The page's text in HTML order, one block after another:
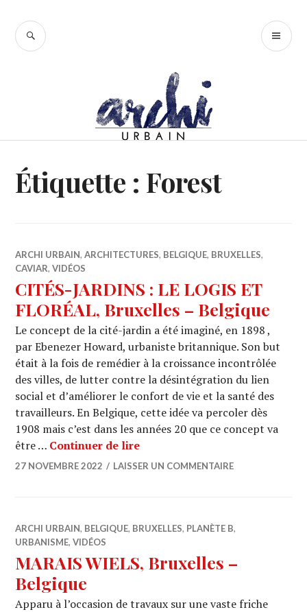
contenu
RECHERCHE
Étiquette : Forest
ARCHI URBAIN,ARCHITECTURES, BELGIQUE, BRUXELLES,
CAVIAR,VIDÉOS
CITÉS-JARDINS : LE LOGIS ET
FLORÉAL, Bruxelles – Belgique
Le concept de la cité-jardin a été imaginé, en 1898 ,
par Ebenezer Howard, urbaniste britannique. Son but
était à la fois de remédier à la croissance incontrôlée
des villes, de lutter contre la désintégration du lien
social et d’améliorer le confort de vie et la santé des
travailleurs. En Belgique, cette idée va percoler dès
1908 mais c’est dans les années 20 que ce concept va
être … Continuer de lireCITÉS-JARDINS : LE LOGIS
27 NOVEMBRE 2022 LAISSER UN COMMENTAIRE
ARCHI URBAIN, BELGIQUE, BRUXELLES, PLANÈTE B,
URBANISME,VIDÉOS
MARAIS WIELS, Bruxelles –
Belgique
Apparu à l’occasion de travaux sur une vaste friche